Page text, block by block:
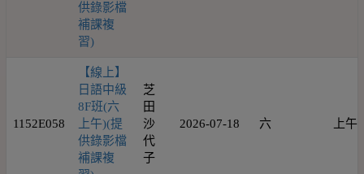
供錄影檔
補課複
習)
1152E058
【線上】
日語中級
8F班(六
上午)(提
供錄影檔
補課複
芝
田
沙
代
子
2026-07-18 六 上午